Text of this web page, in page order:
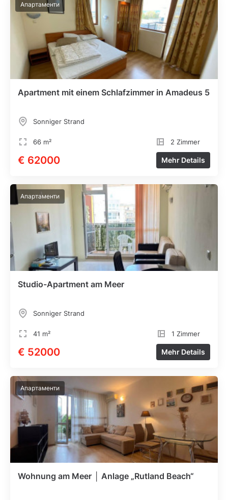
Апартаменти
Apartment mit einem Schlafzimmer in Amadeus 5
Sonniger Strand
66 m² 2 Zimmer
€ 62000 Mehr Details
Апартаменти
Studio-Apartment am Meer
Sonniger Strand
41 m² 1 Zimmer
€ 52000 Mehr Details
Апартаменти
Wohnung am Meer │ Anlage „Rutland Beach“